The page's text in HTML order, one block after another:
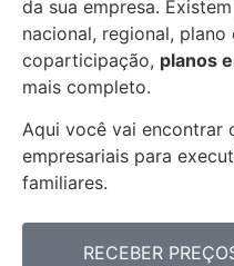
da sua empresa.
nacional, regional, plano
coparticipação, planos
mais completo.
Aqui você vai encontrar
empresariais para
familiares.
RECEBER